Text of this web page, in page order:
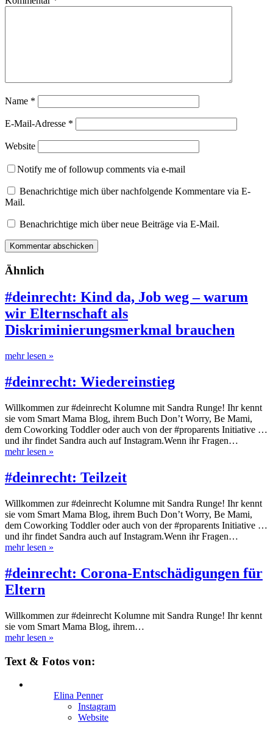
Name *
E-Mail-Adresse *
Website
Notify me of followup comments via e-mail
Benachrichtige mich über nachfolgende Kommentare via E-
Mail.
Benachrichtige mich über neue Beiträge via E-Mail.
Ähnlich
#deinrecht: Kind da, Job weg – warum
wir Elternschaft als
Diskriminierungsmerkmal brauchen
mehr lesen »
#deinrecht: Wiedereinstieg
Willkommen zur #deinrecht Kolumne mit Sandra Runge! Ihr kennt
sie vom Smart Mama Blog, ihrem Buch Don’t Worry, Be Mami,
dem Coworking Toddler oder auch von der #proparents Initiative …
und ihr findet Sandra auch auf Instagram.Wenn ihr Fragen…
mehr lesen »
#deinrecht: Teilzeit
Willkommen zur #deinrecht Kolumne mit Sandra Runge! Ihr kennt
sie vom Smart Mama Blog, ihrem Buch Don’t Worry, Be Mami,
dem Coworking Toddler oder auch von der #proparents Initiative …
und ihr findet Sandra auch auf Instagram.Wenn ihr Fragen…
mehr lesen »
#deinrecht: Corona-Entschädigungen für
Eltern
Willkommen zur #deinrecht Kolumne mit Sandra Runge! Ihr kennt
sie vom Smart Mama Blog, ihrem…
mehr lesen »
Text & Fotos von:
Elina Penner
Instagram
Website